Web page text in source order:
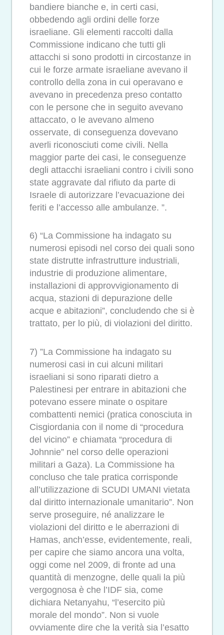
bandiere bianche e, in certi casi,
obbedendo agli ordini delle forze
israeliane. Gli elementi raccolti dalla
Commissione indicano che tutti gli
attacchi si sono prodotti in circostanze in
cui le forze armate israeliane avevano il
controllo della zona in cui operavano e
avevano in precedenza preso contatto
con le persone che in seguito avevano
attaccato, o le avevano almeno
osservate, di conseguenza dovevano
averli riconosciuti come civili. Nella
maggior parte dei casi, le conseguenze
degli attacchi israeliani contro i civili sono
state aggravate dal rifiuto da parte di
Israele di autorizzare l’evacuazione dei
feriti e l’accesso alle ambulanze. ”.
6) “La Commissione ha indagato su
numerosi episodi nel corso dei quali sono
state distrutte infrastrutture industriali,
industrie di produzione alimentare,
installazioni di approvvigionamento di
acqua, stazioni di depurazione delle
acque e abitazioni”, concludendo che si è
trattato, per lo più, di violazioni del diritto.
7) ”La Commissione ha indagato su
numerosi casi in cui alcuni militari
israeliani si sono riparati dietro a
Palestinesi per entrare in abitazioni che
potevano essere minate o ospitare
combattenti nemici (pratica conosciuta in
Cisgiordania con il nome di “procedura
del vicino” e chiamata “procedura di
Johnnie” nel corso delle operazioni
militari a Gaza). La Commissione ha
concluso che tale pratica corrisponde
all’utilizzazione di SCUDI UMANI vietata
dal diritto internazionale umanitario”. Non
serve proseguire, né analizzare le
violazioni del diritto e le aberrazioni di
Hamas, anch’esse, evidentemente, reali,
per capire che siamo ancora una volta,
oggi come nel 2009, di fronte ad una
quantità di menzogne, delle quali la più
vergognosa è che l’IDF sia, come
dichiara Netanyahu, “l’esercito più
morale del mondo”. Non si vuole
ovviamente dire che la verità sia l’esatto